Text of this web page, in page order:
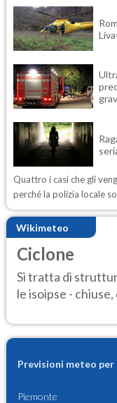
Quattro i casi che gli
perché la polizia locale
Wikimeteo
Ciclone
Si tratta di
le isoipse -
Previsioni meteo
Piemonte